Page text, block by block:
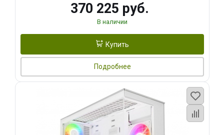
370 225 руб.
В наличии
Купить
Подробнее